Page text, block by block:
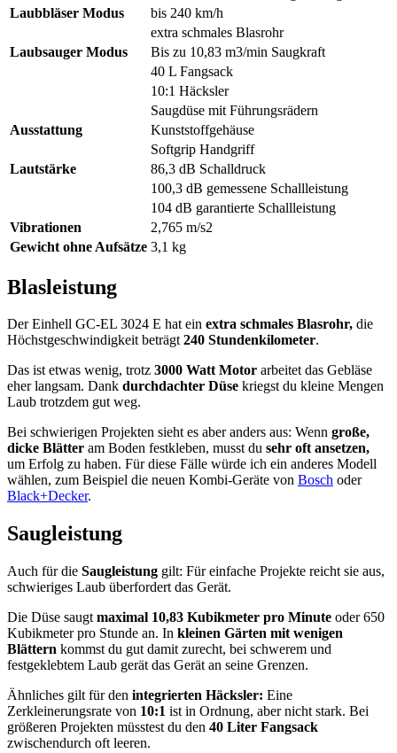
Laubbläser Modus
bis 240 km/h
extra schmales Blasrohr
Laubsauger Modus
Bis zu 10,83 m3/min Saugkraft
40 L Fangsack
10:1 Häcksler
Saugdüse mit Führungsrädern
Ausstattung
Kunststoffgehäuse
Softgrip Handgriff
Lautstärke
86,3 dB Schalldruck
100,3 dB gemessene Schallleistung
104 dB garantierte Schallleistung
Vibrationen
2,765 m/s2
Gewicht ohne Aufsätze 3,1 kg
Blasleistung
Der Einhell GC-EL 3024 E hat ein extra schmales Blasrohr, die
Höchstgeschwindigkeit beträgt240 Stundenkilometer.
Das ist etwas wenig, trotz 3000 Watt Motor arbeitet das Gebläse
eher langsam. Dank durchdachter Düse kriegst du kleine Mengen
Laub trotzdem gut weg.
Bei schwierigen Projekten sieht es aber anders aus: Wenn große,
dicke Blätter am Boden festkleben, musst du sehr oft ansetzen,
um Erfolg zu haben. Für diese Fälle würde ich ein anderes Modell
wählen, zum Beispiel die neuen Kombi-Geräte von Bosch oder
Black+Decker.
Saugleistung
Auch für die Saugleistung gilt: Für einfache Projekte reicht sie aus,
schwieriges Laub überfordert das Gerät.
Die Düse saugt maximal 10,83 Kubikmeter pro Minute oder 650
Kubikmeter pro Stunde an. In kleinen Gärten mit wenigen
Blättern kommst du gut damit zurecht, bei schwerem und
festgeklebtem Laub gerät das Gerät an seine Grenzen.
Ähnliches gilt für den integrierten Häcksler: Eine
Zerkleinerungsrate von 10:1 ist in Ordnung, aber nicht stark. Bei
größeren Projekten müsstest du den 40 Liter Fangsack
zwischendurch oft leeren.